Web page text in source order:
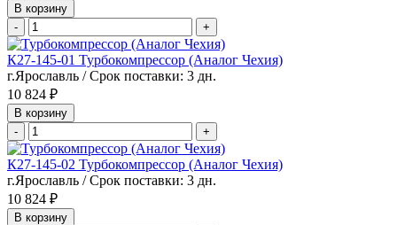
В корзину
-
+
К27-145-01 Турбокомпрессор (Аналог Чехия)
г.Ярославль / Срок поставки: 3 дн.
10 824 ₽
В корзину
-
+
К27-145-02 Турбокомпрессор (Аналог Чехия)
г.Ярославль / Срок поставки: 3 дн.
10 824 ₽
В корзину